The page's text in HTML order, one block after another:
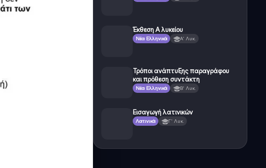
Έκθεση Α λυκείου
Νέα Ελληνικά Α' Λυκ.
Τρόποι ανάπτυξης παραγράφου
και πρόθεση συντάκτη
Νέα Ελληνικά Β' Λυκ.
Εισαγωγή λατινικών
Λατινικά Γ' Λυκ.